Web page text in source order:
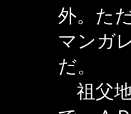
外。た
マンガ
だ。
祖父